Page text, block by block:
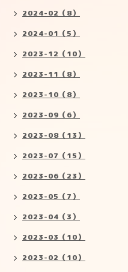
2024-02（8）
2024-01（5）
2023-12（10）
2023-11（8）
2023-10（8）
2023-09（6）
2023-08（13）
2023-07（15）
2023-06（23）
2023-05（7）
2023-04（3）
2023-03（10）
2023-02（10）